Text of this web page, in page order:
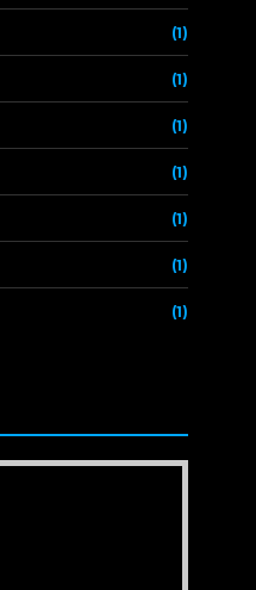
(1)
(1)
(1)
(1)
(1)
(1)
(1)